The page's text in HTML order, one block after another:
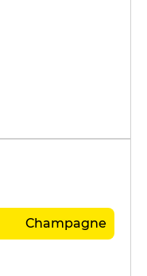
Champagne